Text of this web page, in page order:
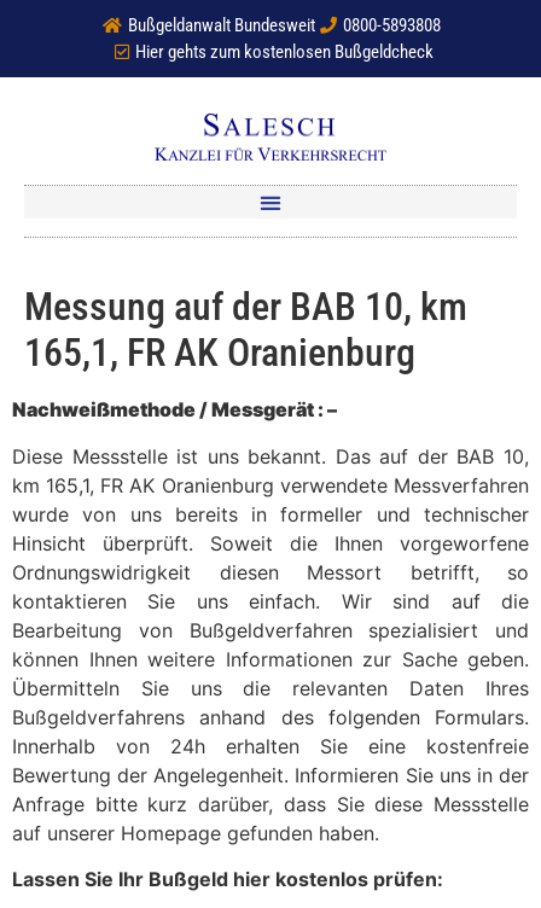
Bußgeldanwalt Bundesweit
0800-5893808
Hier gehts zum kostenlosen Bußgeldcheck
Messung auf der BAB 10, km
165,1, FR AK Oranienburg
Nachweißmethode / Messgerät : –
Diese Messstelle ist uns bekannt. Das auf der BAB 10,
km 165,1, FR AK Oranienburg verwendete Messverfahren
wurde von uns bereits in formeller und technischer
Hinsicht überprüft. Soweit die Ihnen vorgeworfene
Ordnungswidrigkeit diesen Messort betrifft, so
kontaktieren Sie uns einfach. Wir sind auf die
Bearbeitung von Bußgeldverfahren spezialisiert und
können Ihnen weitere Informationen zur Sache geben.
Übermitteln Sie uns die relevanten Daten Ihres
Bußgeldverfahrens anhand des folgenden Formulars.
Innerhalb von 24h erhalten Sie eine kostenfreie
Bewertung der Angelegenheit. Informieren Sie uns in der
Anfrage bitte kurz darüber, dass Sie diese Messstelle
auf unserer Homepage gefunden haben.
Lassen Sie Ihr Bußgeld hier kostenlos prüfen: